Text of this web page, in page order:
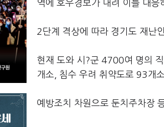
역에 호우경보가 내려 이를 대응
2단계 격상에 따라 경기도 재난
현재 도와 시?군 4700여 명의
개소, 침수 우려 취약도로 93개
예방조치 차원으로 둔치주차장